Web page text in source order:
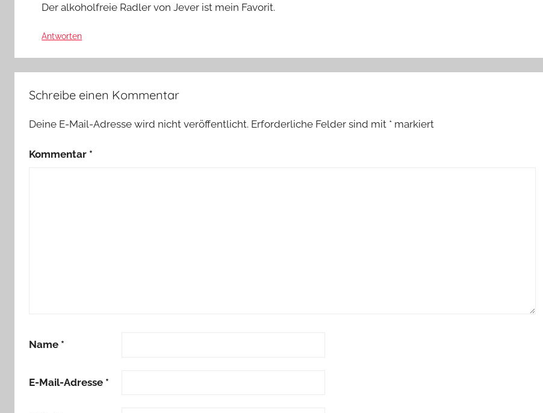
Der alkoholfreie Radler von Jever ist mein Favorit.
Antworten
Schreibe einen Kommentar
Deine E-Mail-Adresse wird nicht veröffentlicht. Erforderliche Felder sind mit * markiert
Kommentar *
Name *
E-Mail-Adresse *